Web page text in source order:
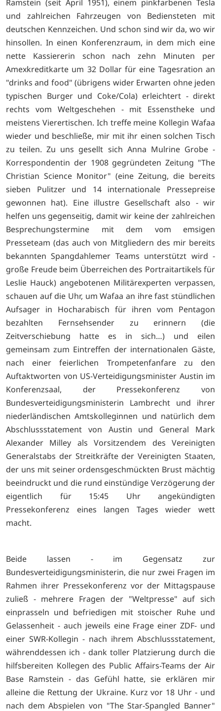
Ramstein (seit April 1951), einem pinkfarbenen Tesla
und zahlreichen Fahrzeugen von Bediensteten mit
deutschen Kennzeichen. Und schon sind wir da, wo wir
hinsollen. In einen Konferenzraum, in dem mich eine
nette Kassiererin schon nach zehn Minuten per
Amexkreditkarte um 32 Dollar für eine Tagesration an
"drinks and food" (übrigens wider Erwarten ohne jeden
typischen Burger und Coke/Cola) erleichtert - direkt
rechts vom Weltgeschehen - mit Essenstheke und
meistens Vierertischen. Ich treffe meine Kollegin Wafaa
wieder und beschließe, mir mit ihr einen solchen Tisch
zu teilen. Zu uns gesellt sich Anna Mulrine Grobe -
Korrespondentin der 1908 gegründeten Zeitung "The
Christian Science Monitor" (eine Zeitung, die bereits
sieben Pulitzer und 14 internationale Pressepreise
gewonnen hat). Eine illustre Gesellschaft also - wir
helfen uns gegenseitig, damit wir keine der zahlreichen
Besprechungstermine mit dem vom emsigen
Presseteam (das auch von Mitgliedern des mir bereits
bekannten Spangdahlemer Teams unterstützt wird -
große Freude beim Überreichen des Portraitartikels für
Leslie Hauck) angebotenen Militärexperten verpassen,
schauen auf die Uhr, um Wafaa an ihre fast stündlichen
Aufsager in Hocharabisch für ihren vom Pentagon
bezahlten Fernsehsender zu erinnern (die
Zeitverschiebung hatte es in sich…) und eilen
gemeinsam zum Eintreffen der internationalen Gäste,
nach einer feierlichen Trompetenfanfare zu den
Auftaktworten von US-Verteidigungsminister Austin im
Konferenzsaal, der Pressekonferenz von
Bundesverteidigungsministerin Lambrecht und ihrer
niederländischen Amtskolleginnen und natürlich dem
Abschlussstatement von Austin und General Mark
Alexander Milley als Vorsitzendem des Vereinigten
Generalstabs der Streitkräfte der Vereinigten Staaten,
der uns mit seiner ordensgeschmückten Brust mächtig
beeindruckt und die rund einstündige Verzögerung der
eigentlich für 15:45 Uhr angekündigten
Pressekonferenz eines langen Tages wieder wett
macht.
Beide lassen - im Gegensatz zur
Bundesverteidigungsministerin, die nur zwei Fragen im
Rahmen ihrer Pressekonferenz vor der Mittagspause
zuließ - mehrere Fragen der "Weltpresse" auf sich
einprasseln und befriedigen mit stoischer Ruhe und
Gelassenheit - auch jeweils eine Frage einer ZDF- und
einer SWR-Kollegin - nach ihrem Abschlussstatement,
währenddessen ich - dank toller Platzierung durch die
hilfsbereiten Kollegen des Public Affairs-Teams der Air
Base Ramstein - das Gefühl hatte, sie erklären mir
alleine die Rettung der Ukraine. Kurz vor 18 Uhr - und
nach dem Abspielen von "The Star-Spangled Banner"